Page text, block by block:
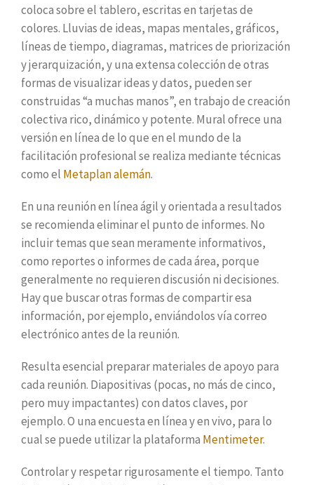
coloca sobre el tablero, escritas en tarjetas de
colores. Lluvias de ideas, mapas mentales, gráficos,
líneas de tiempo, diagramas, matrices de priorización
y jerarquización, y una extensa colección de otras
formas de visualizar ideas y datos, pueden ser
construidas “a muchas manos”, en trabajo de creación
colectiva rico, dinámico y potente. Mural ofrece una
versión en línea de lo que en el mundo de la
facilitación profesional se realiza mediante técnicas
como el Metaplan alemán.
En una reunión en línea ágil y orientada a resultados
se recomienda eliminar el punto de informes. No
incluir temas que sean meramente informativos,
como reportes o informes de cada área, porque
generalmente no requieren discusión ni decisiones.
Hay que buscar otras formas de compartir esa
información, por ejemplo, enviándolos vía correo
electrónico antes de la reunión.
Resulta esencial preparar materiales de apoyo para
cada reunión. Diapositivas (pocas, no más de cinco,
pero muy impactantes) con datos claves, por
ejemplo. O una encuesta en línea y en vivo, para lo
cual se puede utilizar la plataforma Mentimeter.
Controlar y respetar rigurosamente el tiempo. Tanto